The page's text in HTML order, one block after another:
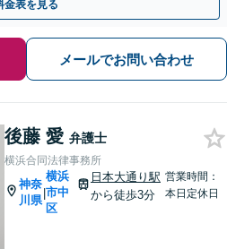
金表を見る
メールでお問い合わせ
後藤 愛 弁護士
横浜合同法律事務所
神奈
川県
|
横浜
市中
区
日本大通り駅
から徒歩3分
営業時間：
本日定休日